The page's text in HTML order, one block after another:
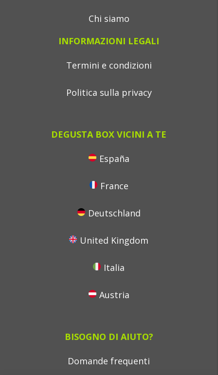
Chi siamo
INFORMAZIONI LEGALI
Termini e condizioni
Politica sulla privacy
DEGUSTA BOX VICINI A TE
España
France
Deutschland
United Kingdom
Italia
Austria
BISOGNO DI AIUTO?
Domande frequenti